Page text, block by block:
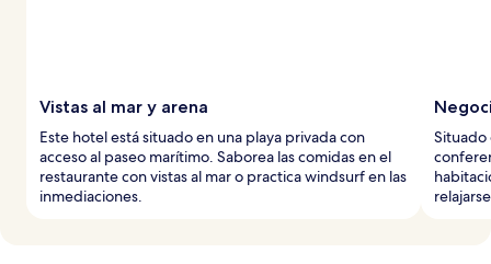
Vistas al mar y arena
Este hotel está situado en una playa privada con
acceso al paseo marítimo. Saborea las comidas en el
restaurante con vistas al mar o practica windsurf en las
inmediaciones.
Situado